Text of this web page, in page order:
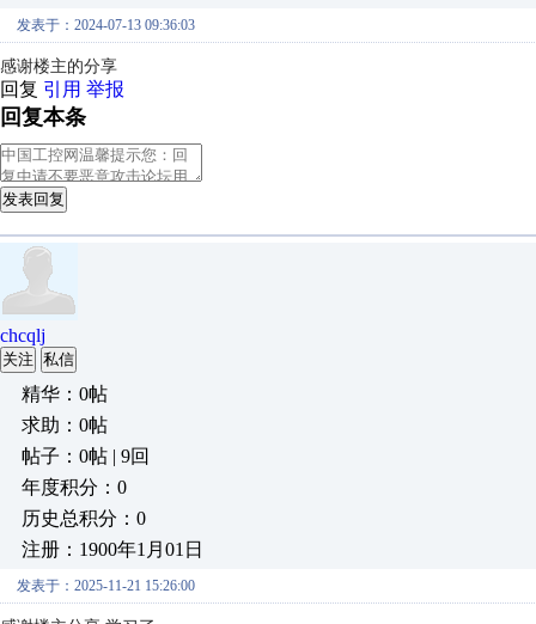
发表于：2024-07-13 09:36:03
感谢楼主的分享
回复 引用 举报
回复本条
发表回复
chcqlj
关注 私信
精华：0帖
求助：0帖
帖子：0帖 | 9回
年度积分：0
历史总积分：0
注册：1900年1月01日
发表于：2025-11-21 15:26:00